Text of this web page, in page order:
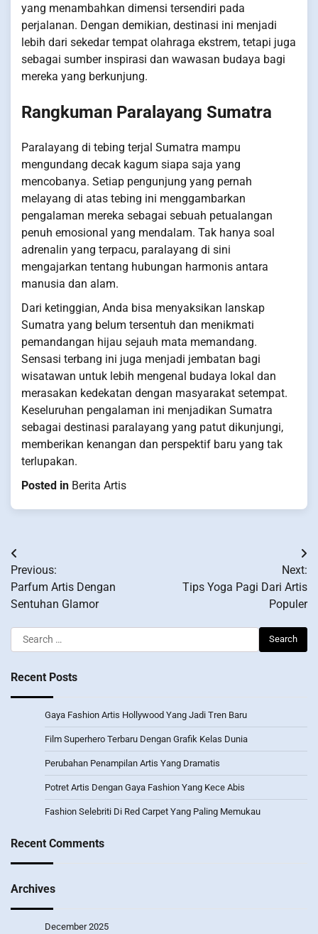
yang menambahkan dimensi tersendiri pada
perjalanan. Dengan demikian, destinasi ini menjadi
lebih dari sekedar tempat olahraga ekstrem, tetapi juga
sebagai sumber inspirasi dan wawasan budaya bagi
mereka yang berkunjung.
Rangkuman Paralayang Sumatra
Paralayang di tebing terjal Sumatra mampu
mengundang decak kagum siapa saja yang
mencobanya. Setiap pengunjung yang pernah
melayang di atas tebing ini menggambarkan
pengalaman mereka sebagai sebuah petualangan
penuh emosional yang mendalam. Tak hanya soal
adrenalin yang terpacu, paralayang di sini
mengajarkan tentang hubungan harmonis antara
manusia dan alam.
Dari ketinggian, Anda bisa menyaksikan lanskap
Sumatra yang belum tersentuh dan menikmati
pemandangan hijau sejauh mata memandang.
Sensasi terbang ini juga menjadi jembatan bagi
wisatawan untuk lebih mengenal budaya lokal dan
merasakan kedekatan dengan masyarakat setempat.
Keseluruhan pengalaman ini menjadikan Sumatra
sebagai destinasi paralayang yang patut dikunjungi,
memberikan kenangan dan perspektif baru yang tak
terlupakan.
Posted in Berita Artis
Post
navigation
Previous:
Parfum Artis Dengan
Sentuhan Glamor
Next:
Tips Yoga Pagi Dari Artis
Populer
Search
for:
Recent Posts
Gaya Fashion Artis Hollywood Yang Jadi Tren Baru
Film Superhero Terbaru Dengan Grafik Kelas Dunia
Perubahan Penampilan Artis Yang Dramatis
Potret Artis Dengan Gaya Fashion Yang Kece Abis
Fashion Selebriti Di Red Carpet Yang Paling Memukau
Recent Comments
Archives
December 2025